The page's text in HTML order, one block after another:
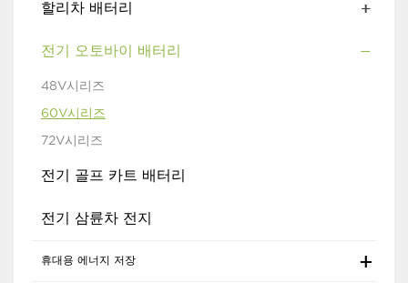
할리차 배터리
전기 오토바이 배터리
48V시리즈
60V시리즈
72V시리즈
전기 골프 카트 배터리
전기 삼륜차 전지
휴대용 에너지 저장